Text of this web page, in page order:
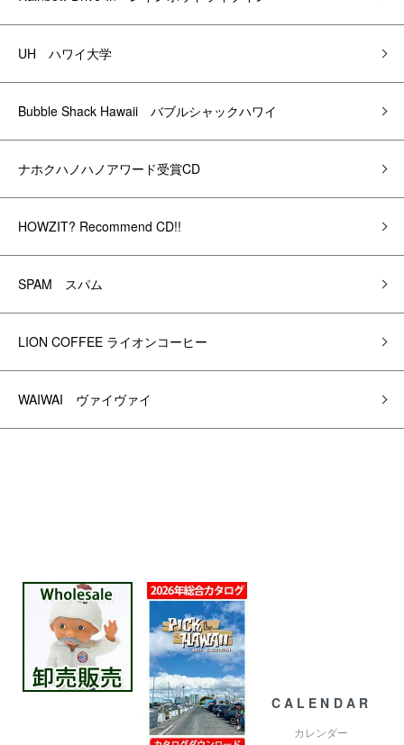
UH ハワイ大学
Bubble Shack Hawaii バブルシャックハワイ
ナホクハノハノアワード受賞CD
HOWZIT? Recommend CD!!
SPAM スパム
LION COFFEE ライオンコーヒー
WAIWAI ヴァイヴァイ
CALENDAR
カレンダー